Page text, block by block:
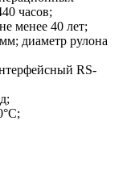
часов;
менее 40 лет;
диаметр рулона
RS-